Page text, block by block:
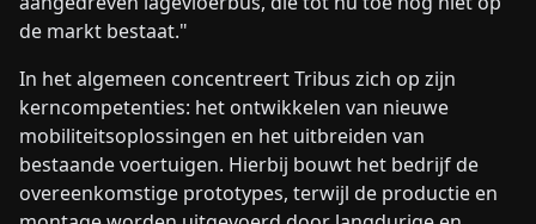
de markt bestaat."
In het algemeen concentreert Tribus zich op zijn
kerncompetenties: het ontwikkelen van nieuwe
mobiliteitsoplossingen en het uitbreiden van
bestaande voertuigen. Hierbij bouwt het bedrijf de
overeenkomstige prototypes, terwijl de productie en